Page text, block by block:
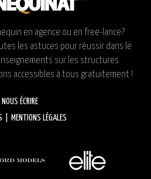
en agence ou en free-lance?
les astuces pour réussir dans le
sur les structures
accessibles à tous gratuitement !
NOUS ÉCRIRE
MENTIONS LÉGALES